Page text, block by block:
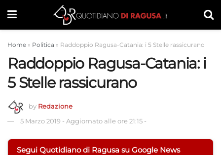
Home » Politica » Raddoppio Ragusa-Catania: i 5 Stelle rassicurano
Raddoppio Ragusa-Catania: i
5 Stelle rassicurano
by Redazione
5 Marzo 2019 - Aggiornato alle ore 21:15 -
Segui Quotidiano di Ragusa su Google News